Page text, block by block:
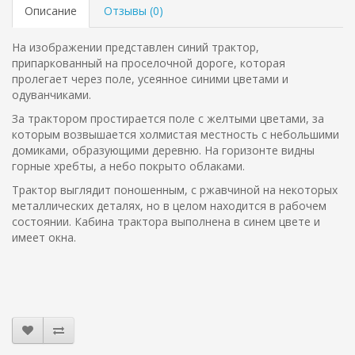
Описание Отзывы (0)
На изображении представлен синий трактор,
припаркованный на проселочной дороге, которая
пролегает через поле, усеянное синими цветами и
одуванчиками.
За трактором простирается поле с желтыми цветами, за
которым возвышается холмистая местность с небольшими
домиками, образующими деревню. На горизонте видны
горные хребты, а небо покрыто облаками.
Трактор выглядит поношенным, с ржавчиной на некоторых
металлических деталях, но в целом находится в рабочем
состоянии. Кабина трактора выполнена в синем цвете и
имеет окна.